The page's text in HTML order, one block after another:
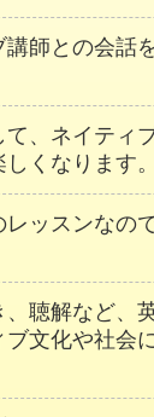
講師との会話
て、ネイティ
くなります。
レッスンなの
聴解など、
文化や社会